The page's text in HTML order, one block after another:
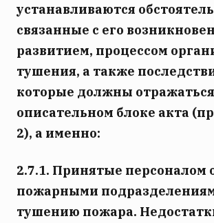
устанавливаются
связанные с его
развитием, процессом
тушения, а также
которые должны
описательном блоке акта
2), а именно:
2.7.1. Принятые персоналом
пожарными
тушению пожара.